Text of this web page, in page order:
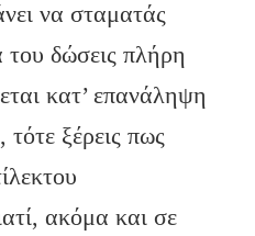
να σταματάς
δώσεις πλήρη
κατ’ επανάληψη
ξέρεις πως
ακόμα και σε